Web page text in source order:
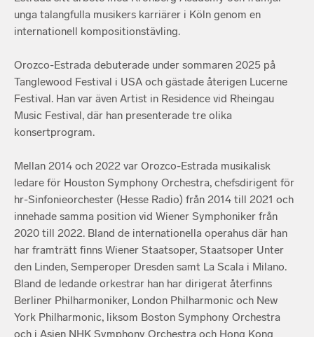
unga talangfulla musikers karriärer i Köln genom en
internationell kompositionstävling.
Orozco-Estrada debuterade under sommaren 2025 på
Tanglewood Festival i USA och gästade återigen Lucerne
Festival. Han var även Artist in Residence vid Rheingau
Music Festival, där han presenterade tre olika
konsertprogram.
Mellan 2014 och 2022 var Orozco-Estrada musikalisk
ledare för Houston Symphony Orchestra, chefsdirigent för
hr-Sinfonieorchester (Hesse Radio) från 2014 till 2021 och
innehade samma position vid Wiener Symphoniker från
2020 till 2022. Bland de internationella operahus där han
har framträtt finns Wiener Staatsoper, Staatsoper Unter
den Linden, Semperoper Dresden samt La Scala i Milano.
Bland de ledande orkestrar han har dirigerat återfinns
Berliner Philharmoniker, London Philharmonic och New
York Philharmonic, liksom Boston Symphony Orchestra
och i Asien NHK Symphony Orchestra och Hong Kong